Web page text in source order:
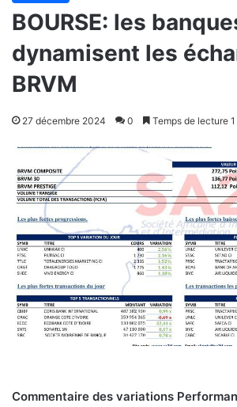
BOURSE: les
dynamisent les
BRVM
27 décembre 2024 0 Temps de lecture
Commentaire des variations